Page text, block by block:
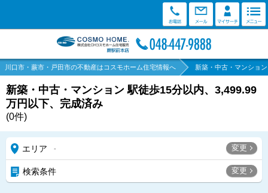
川口市・蕨市・戸田市の不動産はコスモホーム住宅情報へ 新築・中古・マンショ
新築・中古・マンション 駅徒歩15分以内、3,499.99
万円以下、完成済み
(0件)
エリア - 変更
検索条件 変更